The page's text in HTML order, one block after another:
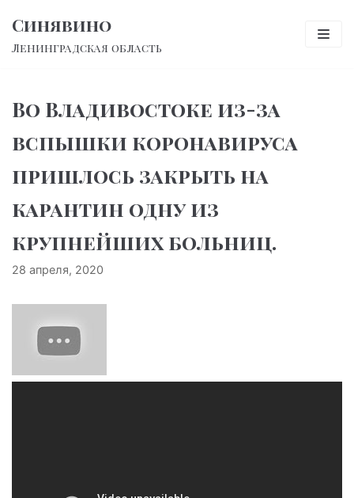
Перейти
к
Синявино
Ленинградская область
Во Владивостоке из-за
вспышки коронавируса
пришлось закрыть на
карантин одну из
крупнейших больниц.
28 апреля, 2020